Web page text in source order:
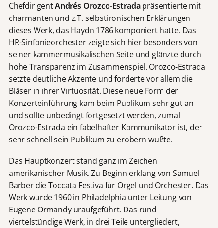
ChefdirigentAndrés Orozco-Estradapräsentierte mit
charmanten und z.T. selbstironischen Erklärungen
dieses Werk, das Haydn 1786 komponiert hatte. Das
HR-Sinfonieorchester zeigte sich hier besonders von
seiner kammermusikalischen Seite und glänzte durch
hohe Transparenz im Zusammenspiel. Orozco-Estrada
setzte deutliche Akzente und forderte vor allem die
Bläser in ihrer Virtuosität. Diese neue Form der
Konzerteinführung kam beim Publikum sehr gut an
und sollte unbedingt fortgesetzt werden, zumal
Orozco-Estrada ein fabelhafter Kommunikator ist, der
sehr schnell sein Publikum zu erobern wußte.
Das Hauptkonzert stand ganz im Zeichen
amerikanischer Musik. Zu Beginn erklang von Samuel
Barber die Toccata Festiva für Orgel und Orchester. Das
Werk wurde 1960 in Philadelphia unter Leitung von
Eugene Ormandy uraufgeführt. Das rund
viertelstündige Werk, in drei Teile untergliedert,